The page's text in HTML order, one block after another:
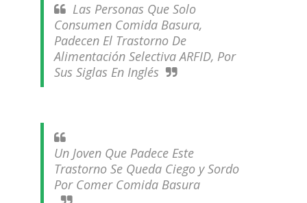
Las Personas Que Solo
Consumen Comida Basura,
Padecen El Trastorno De
Alimentación Selectiva ARFID, Por
Sus Siglas En Inglés
Un Joven Que Padece Este
Trastorno Se Queda Ciego y Sordo
Por Comer Comida Basura